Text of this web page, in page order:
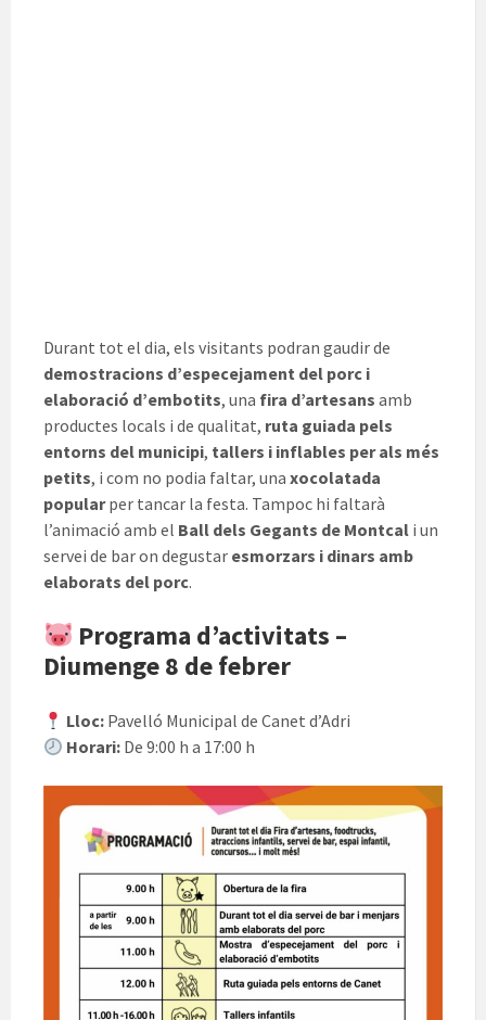
Durant tot el dia, els visitants podran gaudir de
demostracions d’especejament del porc i
elaboració d’embotits, una fira d’artesans amb
productes locals i de qualitat, ruta guiada pels
entorns del municipi, tallers i inflables per als més
petits, i com no podia faltar, una xocolatada
popularper tancar la festa. Tampoc hi faltarà
l’animació amb el Ball dels Gegants de Montcal i un
servei de bar on degustar esmorzars i dinars amb
elaborats del porc.
Programa d’activitats –
Diumenge 8 de febrer
Lloc: Pavelló Municipal de Canet d’Adri
Horari: De 9:00 h a 17:00 h